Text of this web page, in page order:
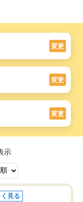
変更
変更
変更
示
見る